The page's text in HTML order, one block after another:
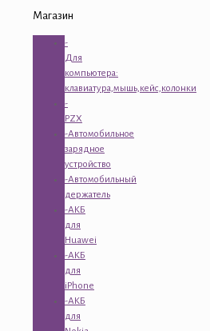
Магазин
-
Для
компьютера:
клавиатура,мышь,кейс,колонки
-
PZX
-Автомобильное
зарядное
устройство
-Автомобильный
держатель
-АКБ
для
Huawei
-АКБ
для
iPhone
-АКБ
для